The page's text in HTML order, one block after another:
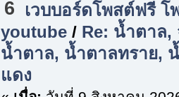
6
เวบบอร์ดโพสต์ฟรี โ
youtube/ Re: น้ำตาล,
น้ำตาล, น้ำตาลทราย,
แดง